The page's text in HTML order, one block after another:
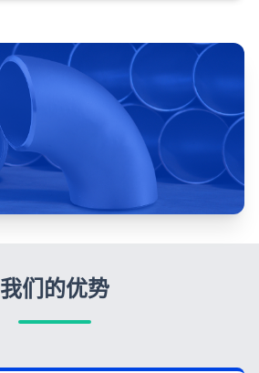
我们的优势